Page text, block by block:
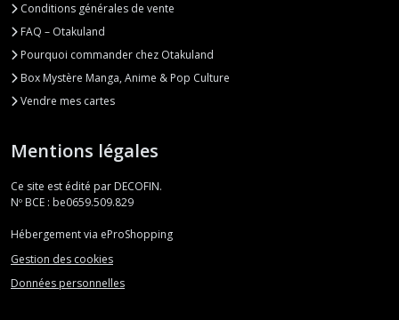
Conditions générales de vente
FAQ – Otakuland
Pourquoi commander chez Otakuland
Box Mystère Manga, Anime & Pop Culture
Vendre mes cartes
Mentions légales
Ce site est édité par DECOFIN.
Nº BCE : be0659.509.829
Hébergement via eProShopping
Gestion des cookies
Données personnelles